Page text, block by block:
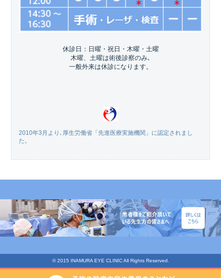
休診日：日曜・祝日・木曜・土曜
木曜、土曜は術後診察のみ､
一般外来は休診になります。
2010年3月より､厚生労働省「先進医療実施機関」に認定されまし
た。
© 2015 INAMURA EYE CLINIC All Rights Reserved.